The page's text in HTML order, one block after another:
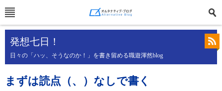
発想七日！
日々の「ハッ、そうなのか！」を書き留める職遊渾然blog
まずは読点（、）なしで書く